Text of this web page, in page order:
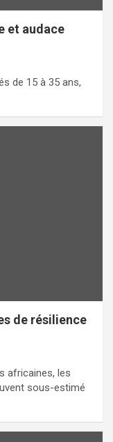
et audace
de 15 à 35 ans,
de résilience
africaines, les
sous-estimé